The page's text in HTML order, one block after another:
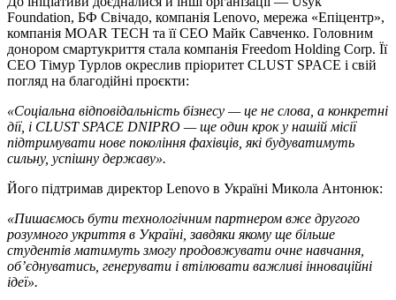
Foundation, БФ Свічадо, компанія Lenovo, мережа «Епіцентр»,
компанія MOAR TECH та її СЕО Майк Савченко. Головним
донором смартукриття стала компанія Freedom Holding Corp. Її
CEO Тімур Турлов окреслив пріоритет CLUST SPACE і свій
погляд на благодійні проєкти:
«Соціальна відповідальність бізнесу — це не слова, а конкретні
дії, і CLUST SPACE DNIPRO — ще один крок у нашій місії
підтримувати нове покоління фахівців, які будуватимуть
сильну, успішну державу».
Його підтримав директор Lenovo в Україні Микола Антонюк:
«Пишаємось бути технологічним партнером вже другого
розумного укриття в Україні, завдяки якому ще більше
студентів матимуть змогу продовжувати очне навчання,
об’єднуватись, генерувати і втілювати важливі інноваційні
ідеї».